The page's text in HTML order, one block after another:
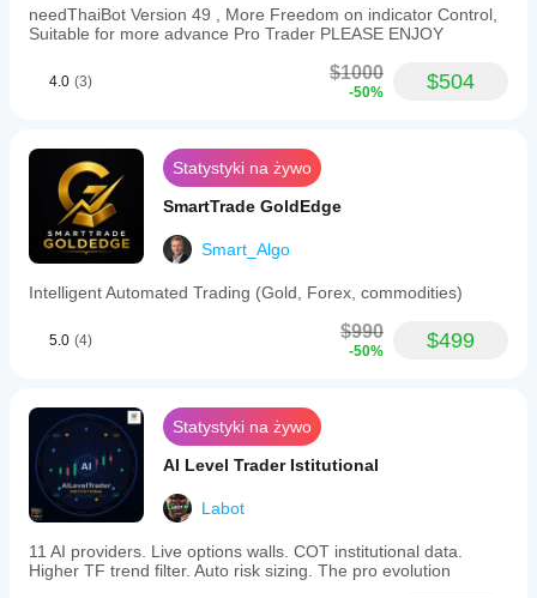
needThaiBot Version 49 , More Freedom on indicator Control,
Suitable for more advance Pro Trader PLEASE ENJOY
4.0 (3) $1000
-50% $504
Statystyki na żywo
SmartTrade GoldEdge
Smart_Algo
Intelligent Automated Trading (Gold, Forex, commodities)
5.0 (4) $990
-50% $499
Statystyki na żywo
AI Level Trader Istitutional
Labot
11 AI providers. Live options walls. COT institutional data.
Higher TF trend filter. Auto risk sizing. The pro evolution